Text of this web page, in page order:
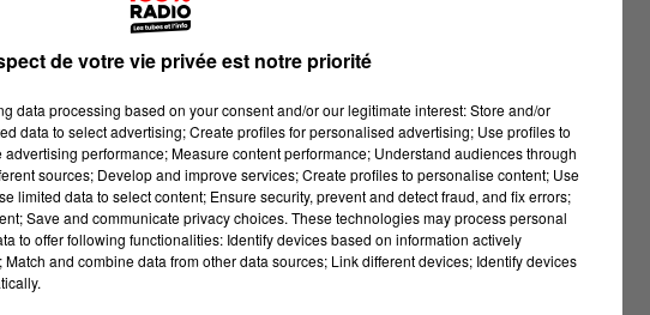
de votre vie privée est notre priorité
data processing based on your consent and/or our legitimate interest: Store and/or
data to select advertising; Create profiles for personalised advertising; Use profiles to
performance; Measure content performance; Understand audiences through
sources; Develop and improve services; Create profiles to personalise content; Use
limited data to select content; Ensure security, prevent and detect fraud, and fix errors;
Save and communicate privacy choices. These technologies may process personal
to offer following functionalities: Identify devices based on information actively
and combine data from other data sources; Link different devices; Identify devices